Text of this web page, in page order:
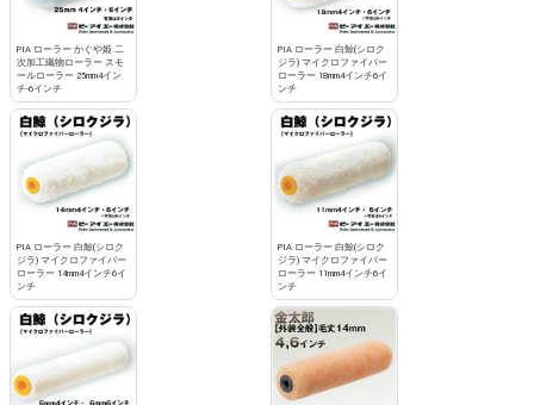
PIA ローラー かぐや姫 二
次加工織物ローラー スモ
ールローラー 25mm4イン
チ-6インチ
PIA ローラー 白鯨(シロク
ジラ) マイクロファイバー
ローラー 18mm4インチ6イ
ンチ
PIA ローラー 白鯨(シロク
ジラ) マイクロファイバー
ローラー 14mm4インチ6イ
ンチ
PIA ローラー 白鯨(シロク
ジラ) マイクロファイバー
ローラー 11mm4インチ6イ
ンチ